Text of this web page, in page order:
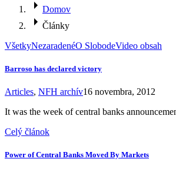
Domov
Články
VšetkyNezaradenéO SlobodeVideo obsah
Barroso has declared victory
Articles, NFH archív16 novembra, 2012
It was the week of central banks
Celý článok
Power of Central Banks Moved By Markets